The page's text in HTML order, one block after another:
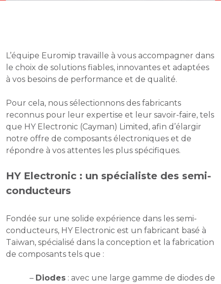
L’équipe Euromip travaille à vous accompagner dans
le choix de solutions fiables, innovantes et adaptées
à vos besoins de performance et de qualité.
Pour cela, nous sélectionnons des fabricants
reconnus pour leur expertise et leur savoir-faire, tels
que HY Electronic (Cayman) Limited, afin d’élargir
notre offre de composants électroniques et de
répondre à vos attentes les plus spécifiques.
HY Electronic : un spécialiste des semi-
conducteurs
Fondée sur une solide expérience dans les semi-
conducteurs, HY Electronic est un fabricant basé à
Taïwan, spécialisé dans la conception et la fabrication
de composants tels que :
– Diodes : avec une large gamme de diodes de